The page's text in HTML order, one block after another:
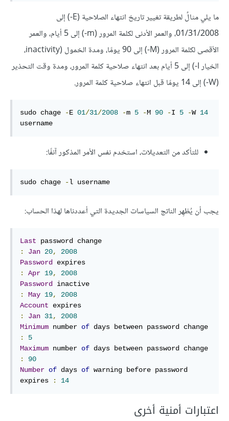
ما يلي مثالٌ لطريقة تغيير تاريخ انتهاء الصلاحية (‎-E) إلى
01/31/2008، والعمر الأدنى لكلمة المرور (‎-m) إلى 5 أيام، والعمر
الأقصى لكلمة المرور (‎-M) إلى 90 يومًا، ومدة الخمول (inactivity،
الخيار ‎-I) إلى 5 أيام بعد انتهاء صلاحية كلمة المرور، ومدة وقت التحذير
(‎-W) إلى 14 يومًا قبل انتهاء صلاحية كلمة المرور.
sudo chage -E 01/31/2008 -m 5 -M 90 -I 5 -W 14
username
للتأكد من التعديلات، استخدم نفس الأمر المذكور آنفًا:
sudo chage -l username
يجب أن يُظهِر الناتج السياسات الجديدة التي أعددناها لهذا الحساب:
Last
:
Jan 20,
2008
Password
:
Apr 19,
2008
Password
:
May 19,
2008
Account
:
Jan 31,
2008
Minimum number of
:
5
Maximum number of
:
90
Number of days of warning before password
expires
: 14
اعتبارات أمنية أخرى